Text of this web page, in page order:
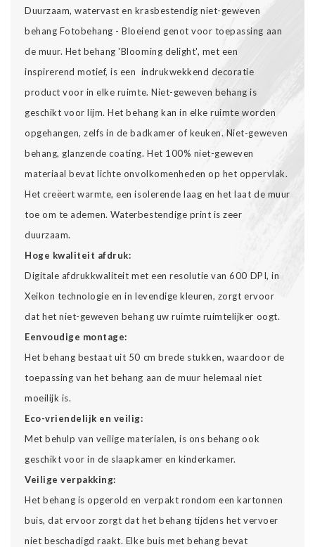
Duurzaam, watervast en krasbestendig niet-geweven
behang Fotobehang - Bloeiend genot voor toepassing aan
de muur. Het behang 'Blooming delight', met een
inspirerend motief, is een indrukwekkend decoratie
product voor in elke ruimte. Niet-geweven behang is
geschikt voor lijm. Het behang kan in elke ruimte worden
opgehangen, zelfs in de badkamer of keuken. Niet-geweven
behang, glanzende coating. Het 100% niet-geweven
materiaal bevat lichte onvolkomenheden op het oppervlak.
Het creëert warmte, een isolerende laag en het laat de muur
toe om te ademen. Waterbestendige print is zeer
duurzaam.
Hoge kwaliteit afdruk:
Digitale afdrukkwaliteit met een resolutie van 600 DPI, in
Xeikon technologie en in levendige kleuren, zorgt ervoor
dat het niet-geweven behang uw ruimte ruimtelijker oogt.
Eenvoudige montage:
Het behang bestaat uit 50 cm brede stukken, waardoor de
toepassing van het behang aan de muur helemaal niet
moeilijk is.
Eco-vriendelijk en veilig:
Met behulp van veilige materialen, is ons behang ook
geschikt voor in de slaapkamer en kinderkamer.
Veilige verpakking:
Het behang is opgerold en verpakt rondom een kartonnen
buis, dat ervoor zorgt dat het behang tijdens het vervoer
niet beschadigd raakt. Elke buis met behang bevat